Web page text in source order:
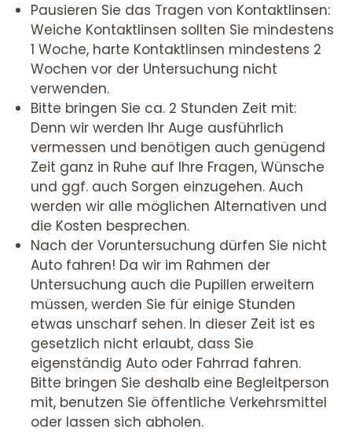
Pausieren Sie das Tragen von Kontaktlinsen:
Weiche Kontaktlinsen sollten Sie mindestens
1 Woche, harte Kontaktlinsen mindestens 2
Wochen vor der Untersuchung nicht
verwenden.
Bitte bringen Sie ca. 2 Stunden Zeit mit:
Denn wir werden Ihr Auge ausführlich
vermessen und benötigen auch genügend
Zeit ganz in Ruhe auf Ihre Fragen, Wünsche
und ggf. auch Sorgen einzugehen. Auch
werden wir alle möglichen Alternativen und
die Kosten besprechen.
Nach der Voruntersuchung dürfen Sie nicht
Auto fahren! Da wir im Rahmen der
Untersuchung auch die Pupillen erweitern
müssen, werden Sie für einige Stunden
etwas unscharf sehen. In dieser Zeit ist es
gesetzlich nicht erlaubt, dass Sie
eigenständig Auto oder Fahrrad fahren.
Bitte bringen Sie deshalb eine Begleitperson
mit, benutzen Sie öffentliche Verkehrsmittel
oder lassen sich abholen.